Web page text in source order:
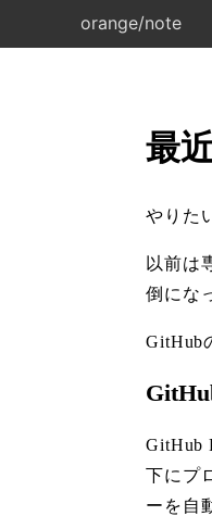
orange/note
最
やりた
以前は
倒にな
GitHub
GitHub
下にプ
ーを自